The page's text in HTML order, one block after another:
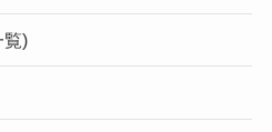
覧)